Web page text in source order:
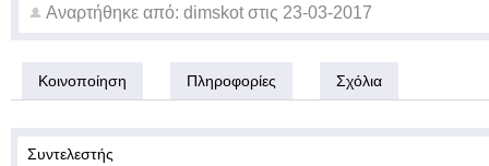
Αναρτήθηκε από: dimskot στις 23-03-2017
Κοινοποίηση Πληροφορίες Σχόλια
Συντελεστής